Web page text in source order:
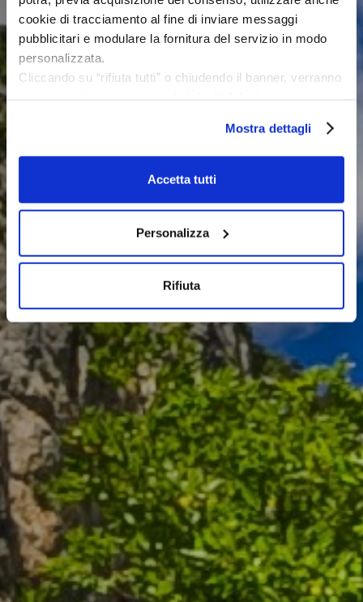
cookie di tracciamento al fine di inviare messaggi
pubblicitari e modulare la fornitura del servizio in modo
personalizzata.
Cliccando su “rifiuta tutti” o chiudendo il banner, verranno
Cliccando su “accetta tutti ” si acconsente all’uso di tutti i
“seleziona” Invitiamo a leggere la nostra privacy policy e
Mostra dettagli
Accetta tutti
Personalizza
Rifiuta